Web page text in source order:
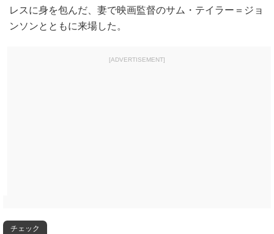
レスに身を包んだ、妻で映画監督のサム・テイラー＝ジョ
ンソンとともに来場した。
[ADVERTISEMENT]
チェック